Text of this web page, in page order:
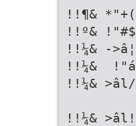
!!¶&
!!º&
!!¼& -
!!¼& 
!!¼&
!!¼&